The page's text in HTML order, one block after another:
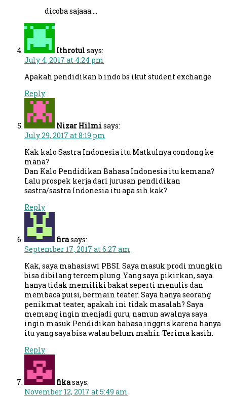
dicoba sajaaa….
Ithrotulsays:
July 4, 2017 at 4:24 pm
Apakah pendidikan b.indo bs ikut student exchange
Reply
Nizar Hilmisays:
July 29, 2017 at 8:19 pm
Kak kalo Sastra Indonesia itu Matkulnya condong ke
mana?
Dan Kalo Pendidikan Bahasa Indonesia itu kemana?
Lalu prospek kerja dari jurusan pendidikan
sastra/sastra Indonesia itu apa sih kak?
Reply
firasays:
September 17, 2017 at 6:27 am
Kak, saya mahasiswi PBSI. Saya masuk prodi mungkin
bisa dibilang tercemplung. Yang saya pikirkan, saya
hanya tidak memiliki bakat seperti menulis dan
membaca puisi, bermain teater. Saya hanya seorang
penikmat teater, apakah ini tidak masalah? Saya
memang ingin menjadi guru, namun awalnya saya
ingin masuk Pendidikan bahasa inggris karena hanya
itu yang saya bisa walau belum mahir. Terima kasih.
Reply
fikasays:
November 12, 2017 at 5:49 am